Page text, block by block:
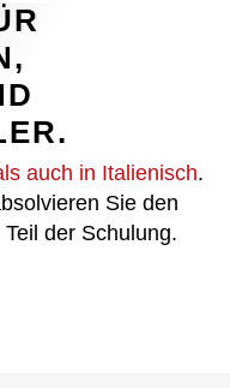
auch in Italienisch.
Sie den
der Schulung.